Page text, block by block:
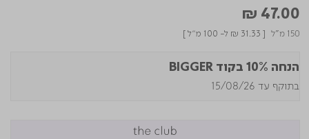
₪ 47.00
150 מ"ל [
₪ 31.33 ל- 100 מ"ל ]
הנחה 10% בקוד BIGGER
בתוקף עד 15/08/26